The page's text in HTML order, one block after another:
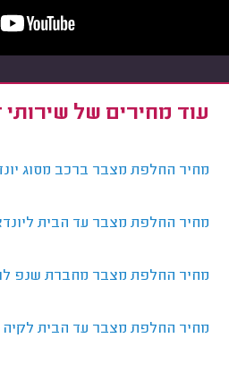
עוד מחירים של שירותי
מחיר החלפת מצבר ברכב מסוג
מחיר החלפת מצבר עד הבית
מחיר החלפת מצבר מחברת שנפ
מחיר החלפת מצבר עד הבית לקיה